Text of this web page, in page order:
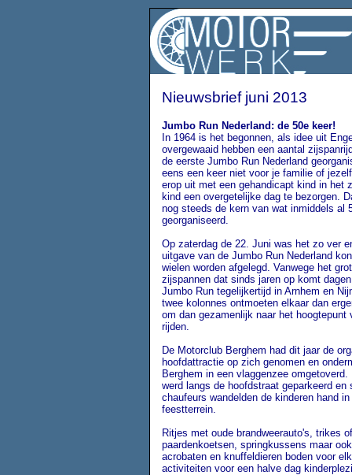
Nieuwsbrief juni 2013
Jumbo Run Nederland: de 50e keer!
In 1964 is het begonnen, als idee uit
overgewaaid hebben een aantal
de eerste Jumbo Run Nederland
eens een keer niet voor je familie of
erop uit met een gehandicapt kind in het
kind een overgetelijke dag te bezorgen.
nog steeds de kern van wat inmiddels al
georganiseerd.
Op zaterdag de 22. Juni was het zo ver
uitgave van de Jumbo Run Nederland
wielen worden afgelegd. Vanwege het
zijspannen dat sinds jaren op komt
Jumbo Run tegelijkertijd in Arnhem en
twee kolonnes ontmoeten elkaar dan
om dan gezamenlijk naar het hoogtepunt
rijden.
De Motorclub Berghem had dit jaar de
hoofdattractie op zich genomen en
Berghem in een vlaggenzee omgetoverd.
werd langs de hoofdstraat geparkeerd en
chaufeurs wandelden de kinderen hand
feestterrein.
Ritjes met oude brandweerauto's, trikes of
paardenkoetsen, springkussens maar
acrobaten en knuffeldieren boden voor
activiteiten voor een halve dag